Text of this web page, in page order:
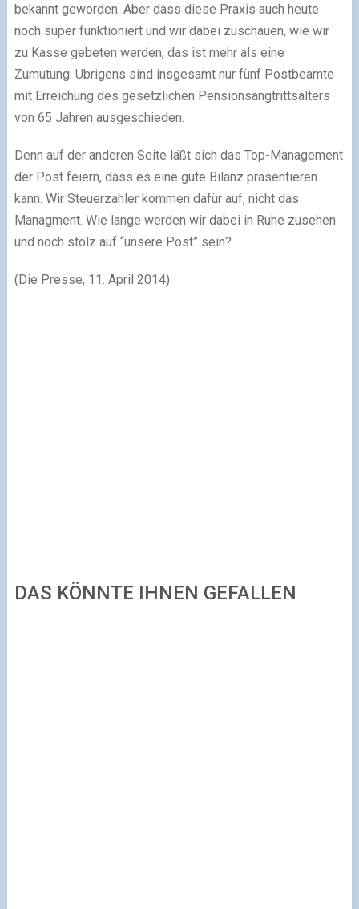
bekannt geworden. Aber dass diese Praxis auch heute
noch super funktioniert und wir dabei zuschauen, wie wir
zu Kasse gebeten werden, das ist mehr als eine
Zumutung. Übrigens sind insgesamt nur fünf Postbeamte
mit Erreichung des gesetzlichen Pensionsangtrittsalters
von 65 Jahren ausgeschieden.
Denn auf der anderen Seite läßt sich das Top-Management
der Post feiern, dass es eine gute Bilanz präsentieren
kann. Wir Steuerzahler kommen dafür auf, nicht das
Managment. Wie lange werden wir dabei in Ruhe zusehen
und noch stolz auf “unsere Post” sein?
(Die Presse, 11. April 2014)
DAS KÖNNTE IHNEN GEFALLEN